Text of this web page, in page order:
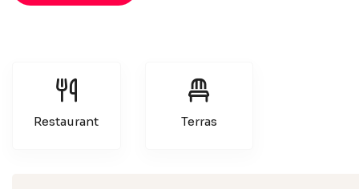
Restaurant Terras